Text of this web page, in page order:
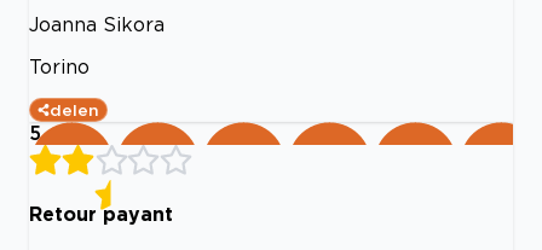
Joanna Sikora
Torino
delen
5
Retour payant